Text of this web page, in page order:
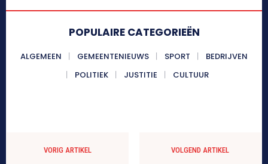
POPULAIRE CATEGORIEËN
ALGEMEEN GEMEENTENIEUWS SPORT
BEDRIJVEN
POLITIEK
JUSTITIE CULTUUR
VORIG ARTIKEL VOLGEND ARTIKEL